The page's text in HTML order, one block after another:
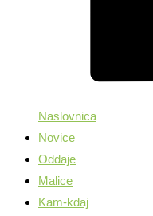
Naslovnica
Novice
Oddaje
Malice
Kam-kdaj